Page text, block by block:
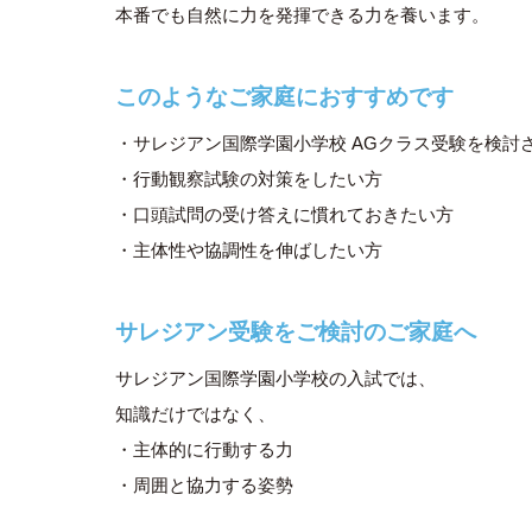
本番でも自然に力を発揮できる力を養います。
このようなご家庭におすすめです
・サレジアン国際学園小学校 AGクラス受験を検討
・行動観察試験の対策をしたい方
・口頭試問の受け答えに慣れておきたい方
・主体性や協調性を伸ばしたい方
サレジアン受験をご検討のご家庭へ
サレジアン国際学園小学校の入試では、
知識だけではなく、
・主体的に行動する力
・周囲と協力する姿勢